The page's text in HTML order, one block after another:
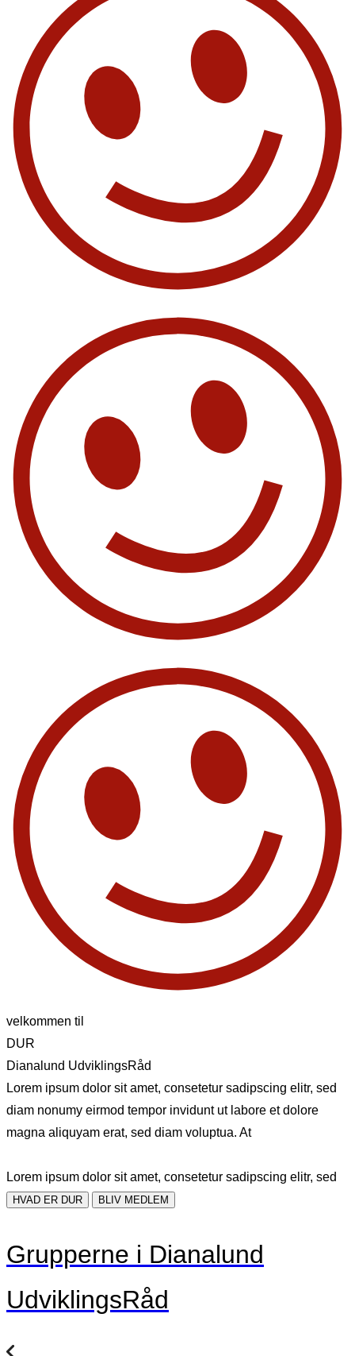
velkommen til
DUR
Dianalund UdviklingsRåd
Lorem ipsum dolor sit amet, consetetur sadipscing elitr, sed
diam nonumy eirmod tempor invidunt ut labore et dolore
magna aliquyam erat, sed diam voluptua. At
Lorem ipsum dolor sit amet, consetetur sadipscing elitr, sed
HVAD ER DUR BLIV MEDLEM
Grupperne i Dianalund
UdviklingsRåd